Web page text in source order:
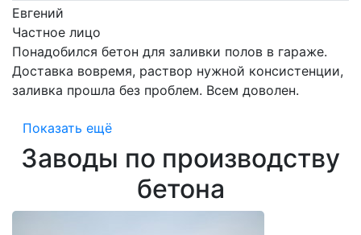
Евгений
Частное лицо
Понадобился бетон для заливки полов в гараже.
Доставка вовремя, раствор нужной консистенции,
заливка прошла без проблем. Всем доволен.
Показать ещё
Заводы по производству
бетона